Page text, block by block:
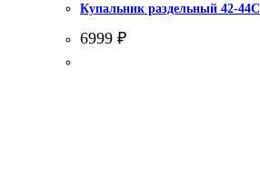
Купальник раздельный 42-44С
6999 ₽